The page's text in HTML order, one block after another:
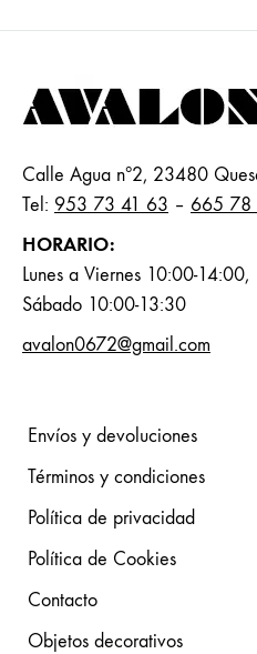
Calle Agua nº2, 23480
Tel: 953 73 41 63 – 665 78
HORARIO:
Lunes a Viernes 10:00-
Sábado 10:00-13:30
avalon0672@gmail.com
Envíos y devoluciones
Términos y condiciones
Política de privacidad
Política de Cookies
Contacto
Objetos decorativos